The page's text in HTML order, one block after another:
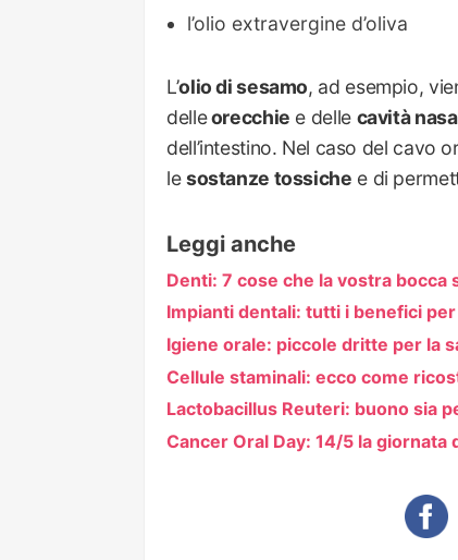
l’olio extravergine d’oliva
L’olio di sesamo, ad esempio,
delleorecchie e delle cavità
dell’intestino. Nel caso del cavo
lesostanze tossiche e di
Leggi anche
Denti: 7 cose che la vostra bocca
Impianti dentali: tutti i benefici
Igiene orale: piccole dritte per la
Cellule staminali: ecco come
Lactobacillus Reuteri: buono sia
Cancer Oral Day: 14/5 la giornata